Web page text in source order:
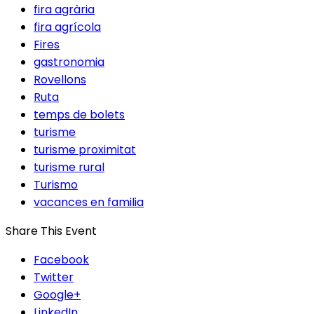
fira agrària
fira agrícola
Fires
gastronomia
Rovellons
Ruta
temps de bolets
turisme
turisme proximitat
turisme rural
Turismo
vacances en familia
Share This Event
Facebook
Twitter
Google+